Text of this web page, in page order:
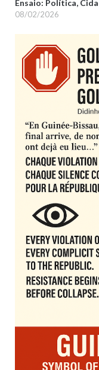
Ensaio: Política,
08/02/2026